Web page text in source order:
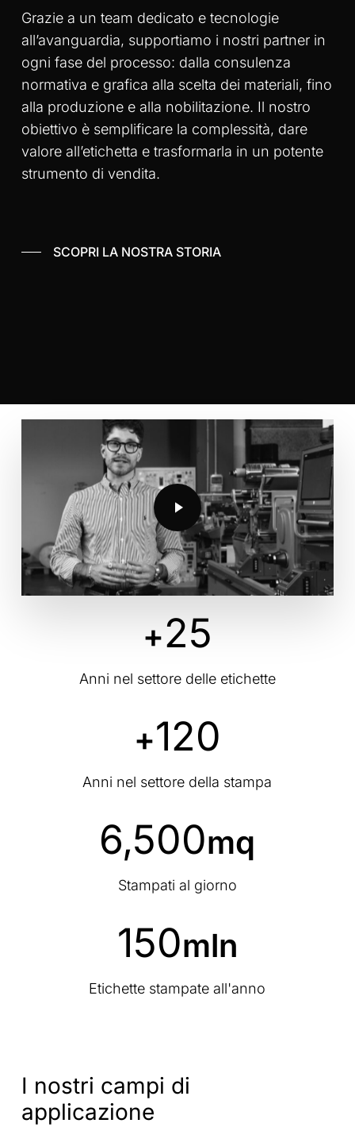
Grazie a un team dedicato e tecnologie
all’avanguardia, supportiamo i nostri partner in
ogni fase del processo: dalla consulenza
normativa e grafica alla scelta dei materiali, fino
alla produzione e alla nobilitazione. Il nostro
obiettivo è semplificare la complessità, dare
valore all’etichetta e trasformarla in un potente
strumento di vendita.
SCOPRI LA NOSTRA STORIA
Play Video
Play Video
+25
Anni nel settore delle etichette
+120
Anni nel settore della stampa
6,500mq
Stampati al giorno
150mln
Etichette stampate all'anno
I nostri campi di
applicazione